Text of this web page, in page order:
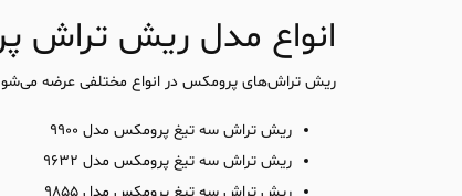
انواع مدل ریش تراش
ریش تراش‌های پرومکس در انواع مختلفی عرضه
ریش تراش سه تیغ پرومکس مدل 9900
ریش تراش سه تیغ پرومکس مدل 9632